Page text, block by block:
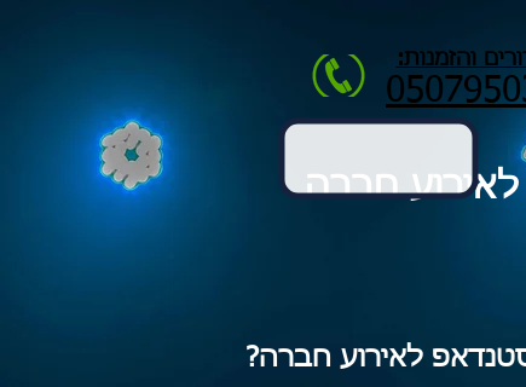
חברה
והזמנות:
לאירוע חברה?